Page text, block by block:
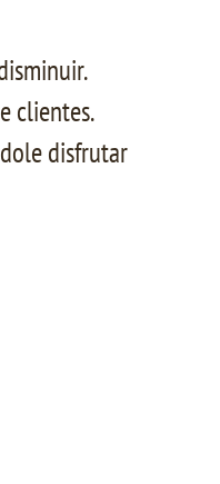
clientes.
disfrutar